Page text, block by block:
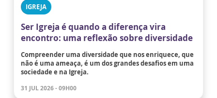
IGREJA
Ser Igreja é quando a diferença vira
encontro: uma reflexão sobre diversidade
Compreender uma diversidade que nos enriquece, que
não é uma ameaça, é um dos grandes desafios em uma
sociedade e na Igreja.
31 JUL 2026 - 09H00